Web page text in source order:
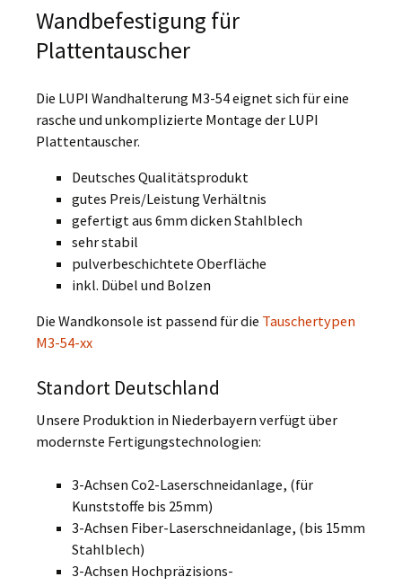
Wandbefestigung für
Plattentauscher
Die LUPI Wandhalterung M3-54 eignet sich für eine
rasche und unkomplizierte Montage der LUPI
Plattentauscher.
Deutsches Qualitätsprodukt
gutes Preis/Leistung Verhältnis
gefertigt aus 6mm dicken Stahlblech
sehr stabil
pulverbeschichtete Oberfläche
inkl. Dübel und Bolzen
Die Wandkonsole ist passend für die Tauschertypen
M3-54-xx
Standort Deutschland
Unsere Produktion in Niederbayern verfügt über
modernste Fertigungstechnologien:
3-Achsen Co2-Laserschneidanlage, (für
Kunststoffe bis 25mm)
3-Achsen Fiber-Laserschneidanlage, (bis 15mm
Stahlblech)
3-Achsen Hochpräzisions-